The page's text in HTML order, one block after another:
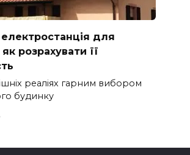
для
розрахувати її
реаліях гарним вибором
будинку